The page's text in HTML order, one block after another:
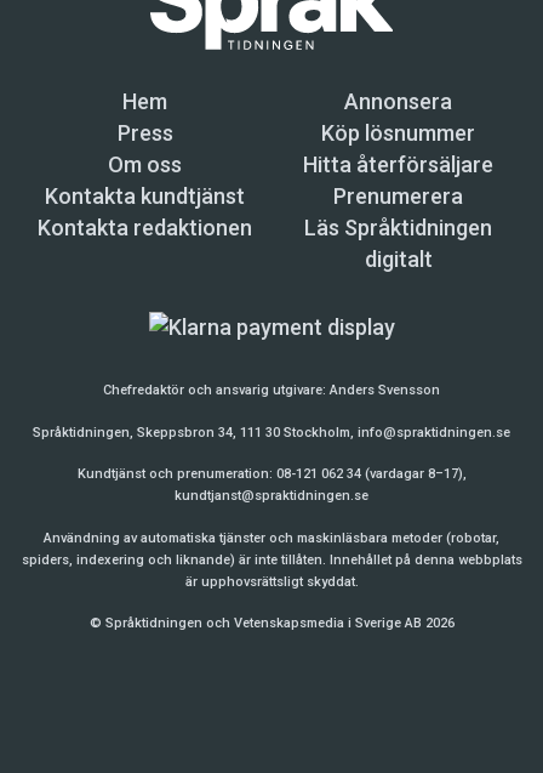
Hem
Annonsera
Press
Köp lösnummer
Om oss
Hitta återförsäljare
Kontakta kundtjänst
Prenumerera
Kontakta redaktionen
Läs Språktidningen
digitalt
Chefredaktör och ansvarig utgivare:Anders Svensson
Språktidningen, Skeppsbron 34, 111 30 Stockholm, info@spraktidningen.se
Kundtjänst och prenumeration: 08-121 062 34 (vardagar 8–17),
kundtjanst@spraktidningen.se
Användning av automatiska tjänster och maskinläsbara metoder (robotar,
spiders, indexering och liknande) är inte tillåten. Innehållet på denna webbplats
är upphovsrättsligt skyddat.
© Språktidningen och Vetenskapsmedia i Sverige AB 2026